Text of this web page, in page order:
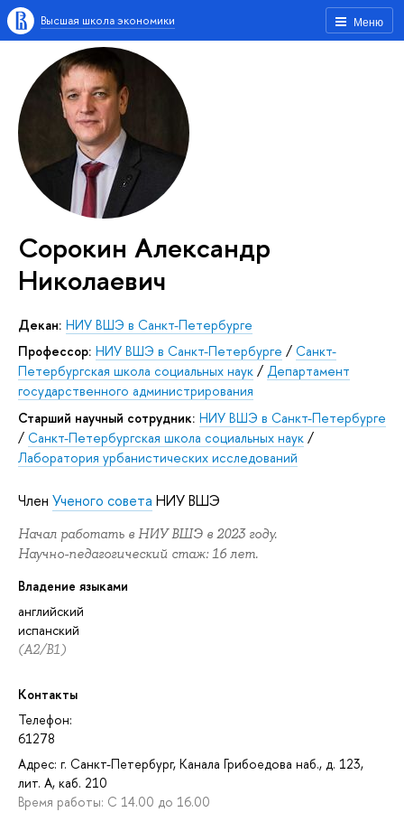
Меню
Высшая школа экономики
Сорокин Александр
Николаевич
Декан: НИУ ВШЭ в Санкт-Петербурге
Профессор: НИУ ВШЭ в Санкт-Петербурге / Санкт-
Петербургская школа социальных наук / Департамент
государственного администрирования
Старший научный сотрудник: НИУ ВШЭ в Санкт-Петербурге
/ Санкт-Петербургская школа социальных наук /
Лаборатория урбанистических исследований
Член Ученого совета НИУ ВШЭ
Начал работать в НИУ ВШЭ в 2023 году.
Научно-педагогический стаж: 16 лет.
Владение языками
английский
испанский
(A2/B1)
Контакты
Телефон:
61278
Адрес: г. Санкт-Петербург, Канала Грибоедова наб., д. 123,
лит. А, каб. 210
Время работы: C 14.00 до 16.00